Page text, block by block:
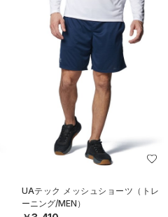
UAテック メッシュショーツ（トレ
ーニング/MEN）